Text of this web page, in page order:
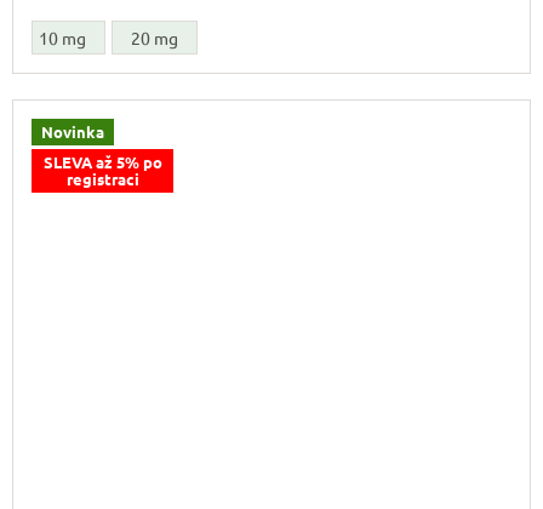
10 mg 20 mg
Novinka
SLEVA až 5% po
registraci